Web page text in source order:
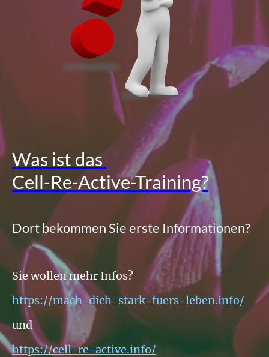
Was ist das
Cell-Re-Active-Training?
Dort bekommen Sie erste Informationen?
Sie wollen mehr Infos?
https://mach-dich-stark-fuers-leben.info/
und
https://cell-re-active.info/